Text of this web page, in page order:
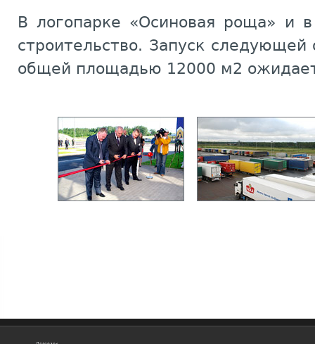
В логопарке «Осиновая роща» и
строительство. Запуск следующей
общей площадью 12000 м2